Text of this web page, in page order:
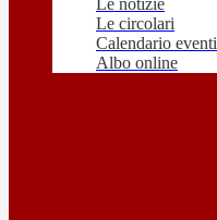
Le notizie
Le circolari
Calendario eventi
Albo online